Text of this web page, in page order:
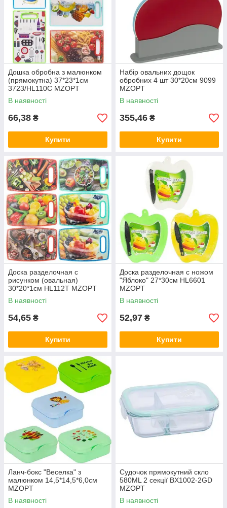
Дошка обробна з малюнком
(прямокутна) 37*23*1см
3723/HL110C MZOPT
В наявності
66,38 ₴
Купити
Набір овальних дощок
обробних 4 шт 30*20см 9099
MZOPT
В наявності
355,46 ₴
Купити
Доска разделочная с
рисунком (овальная)
30*20*1см HL112T MZOPT
В наявності
54,65 ₴
Купити
Доска разделочная с ножом
"Яблоко" 27*30см HL6601
MZOPT
В наявності
52,97 ₴
Купити
Ланч-бокс "Веселка" з
малюнком 14,5*14,5*6,0см
MZOPT
В наявності
Судочок прямокутний скло
580ML 2 секції BX1002-2GD
MZOPT
В наявності